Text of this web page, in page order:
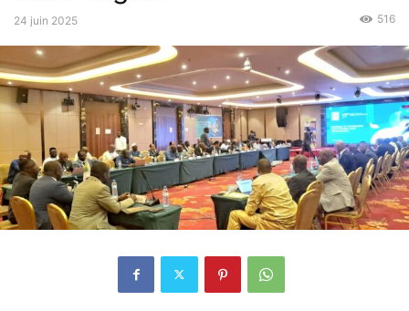
24 juin 2025 516